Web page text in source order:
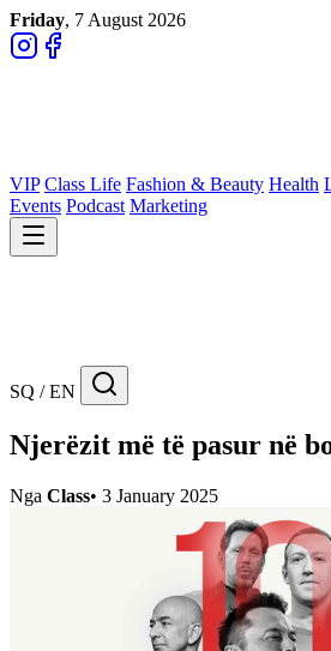
Friday, 7 August 2026
VIP Class Life Fashion & Beauty Health
Events Podcast Marketing
SQ / EN
Njerëzit më të pasur në
Nga Class• 3 January 2025